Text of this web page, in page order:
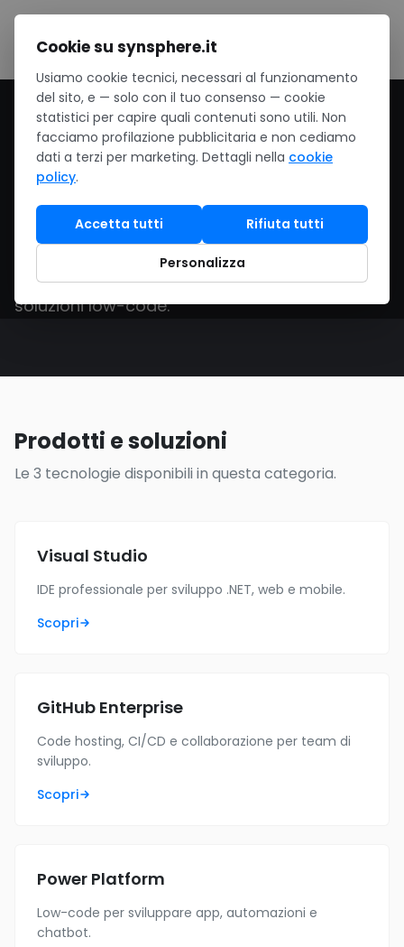
Salta al contenuto
Home/ Software/Sviluppo
Sviluppo — Software
per PMI italiane
Visual Studio, GitHub Enterprise e Power
Platform per sviluppo professionale, CI/CD e
soluzioni low-code.
Prodotti e soluzioni
Le 3 tecnologie disponibili in questa categoria.
Visual Studio
IDE professionale per sviluppo .NET, web e mobile.
Scopri
GitHub Enterprise
Code hosting, CI/CD e collaborazione per team di
sviluppo.
Scopri
Power Platform
Low-code per sviluppare app, automazioni e
chatbot.
Cookie su synsphere.it
Usiamo cookie tecnici, necessari al funzionamento
del sito, e — solo con il tuo consenso — cookie
statistici per capire quali contenuti sono utili. Non
facciamo profilazione pubblicitaria e non cediamo
dati a terzi per marketing. Dettagli nella cookie
policy.
Accetta tutti Rifiuta tutti
Personalizza